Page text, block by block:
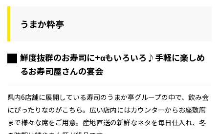
うまか粋亭
鮮度抜群のお寿司に+αもいろいろ♪手軽に楽しめ
るお寿司屋さんの宴会
県内6店舗に展開している寿司のうまか亭グループの中で、飲み会
にぴったりなのがこちら。広い店内にはカウンターからお座敷席
まで様々な席をご用意。産地直送の新鮮なネタを毎日仕入れ、冬